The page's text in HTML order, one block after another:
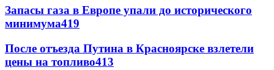
Запасы газа в Европе упали до исторического
минимума419
После отъезда Путина в Красноярске взлетели
цены на топливо413